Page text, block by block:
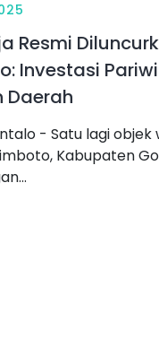
Resmi
Investasi
Daerah
- Satu lagi objek
Kabupaten